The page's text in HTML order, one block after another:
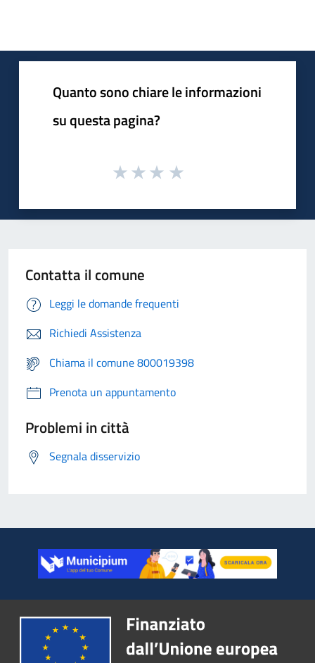
Quanto sono chiare le informazioni
su questa pagina?
Contatta il comune
Leggi le domande frequenti
Richiedi Assistenza
Chiama il comune 800019398
Prenota un appuntamento
Problemi in città
Segnala disservizio